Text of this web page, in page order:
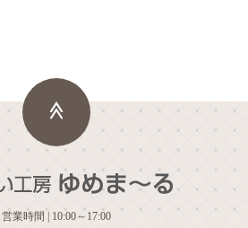
営業時間 | 10:00～17:00